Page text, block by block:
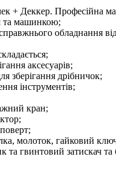
+ Деккер. Професійна
та машинкою;
обладнання
аксесуарів;
зберігання дрібничок;
інструментів;
кран;
молоток, гайковий
та гвинтовий затискач та